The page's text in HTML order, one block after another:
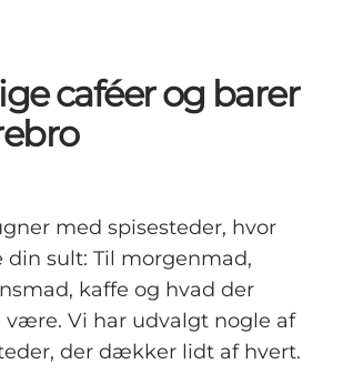
tur
caféer og barer
med spisesteder, hvor
din sult: Til morgenmad,
kaffe og hvad der
være. Vi har udvalgt nogle af
der dækker lidt af hvert.